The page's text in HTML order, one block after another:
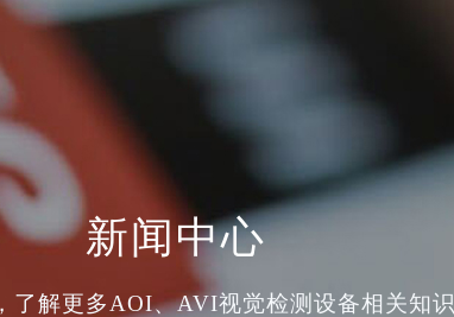
网站首页 关于吉洋
AOI
新闻中心
了解更多AOI、AVI视觉检测设备相关知识